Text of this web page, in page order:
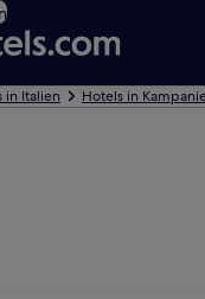
in Italien Hotels in